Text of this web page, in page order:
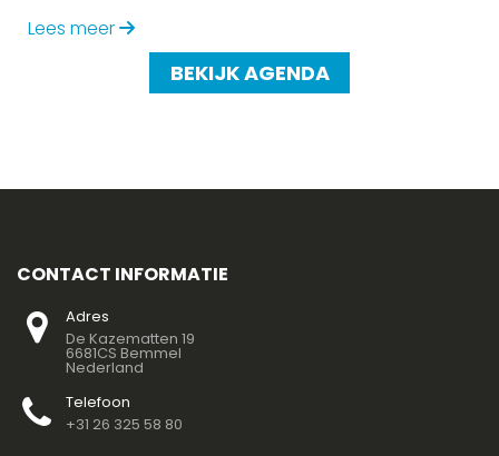
Lees meer
BEKIJK AGENDA
CONTACT INFORMATIE
Adres
De Kazematten 19
6681CS Bemmel
Nederland
Telefoon
+31 26 325 58 80